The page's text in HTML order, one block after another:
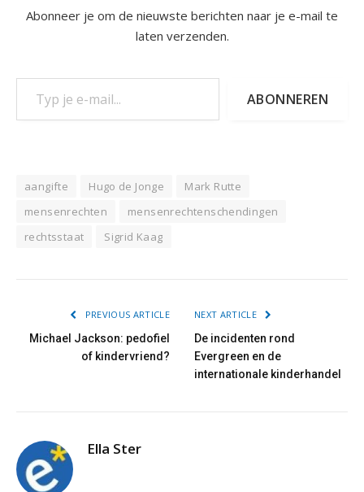
Abonneer je om de nieuwste berichten naar je e-mail te
laten verzenden.
Typ je e-mail...
ABONNEREN
aangifte Hugo de Jonge
Mark Rutte
mensenrechten
mensenrechtenschendingen
rechtsstaat
Sigrid Kaag
PREVIOUS ARTICLE
Michael Jackson: pedofiel
of kindervriend?
NEXT ARTICLE
De incidenten rond
Evergreen en de
internationale kinderhandel
Ella Ster